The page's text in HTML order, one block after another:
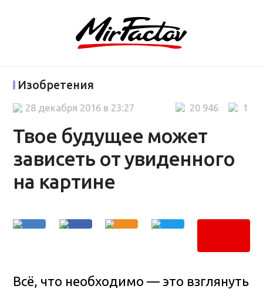
Изобретения
Твое будущее может
зависеть от увиденного
на картине
1
20 946
28 декабря 2016 в 23:27
Всё, что необходимо — это взглянуть